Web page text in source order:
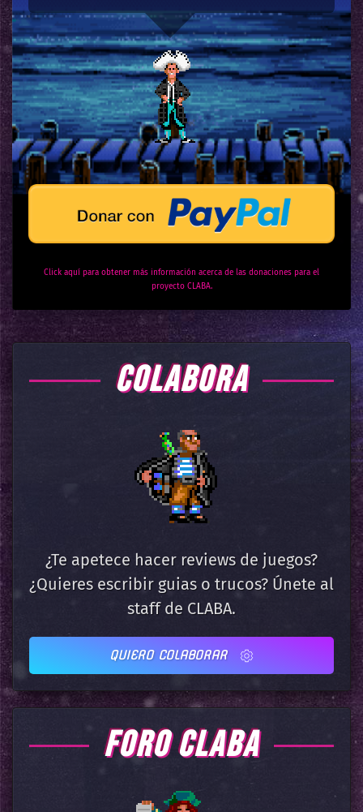
Click aquí para obtener más información acerca de las donaciones para el
proyecto CLABA.
COLABORA
¿Te apetece hacer reviews de juegos?
¿Quieres escribir guias o trucos? Únete al
staff de CLABA.
QUIERO COLABORAR
FORO CLABA